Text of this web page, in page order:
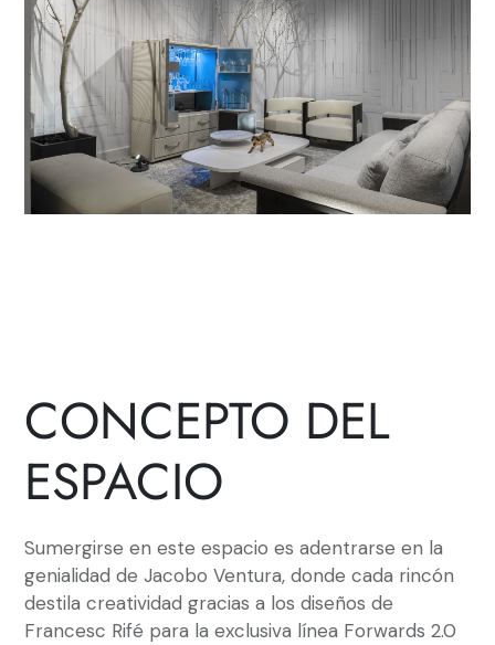
CONCEPTO DEL
ESPACIO
Sumergirse en este espacio es adentrarse en la
genialidad de Jacobo Ventura, donde cada rincón
destila creatividad gracias a los diseños de
Francesc Rifé para la exclusiva línea Forwards 2.0